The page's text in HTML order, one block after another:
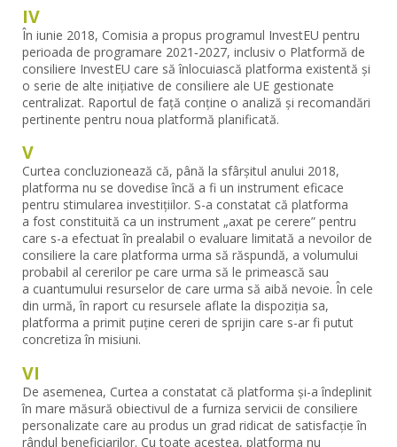
IV
În iunie 2018, Comisia a propus programul InvestEU pentru
perioada de programare 2021‑2027, inclusiv o Platformă de
consiliere InvestEU care să înlocuiască platforma existentă și
o serie de alte inițiative de consiliere ale UE gestionate
centralizat. Raportul de față conține o analiză și recomandări
pertinente pentru noua platformă planificată.
V
Curtea concluzionează că, până la sfârșitul anului 2018,
platforma nu se dovedise încă a fi un instrument eficace
pentru stimularea investițiilor. S-a constatat că platforma
a fost constituită ca un instrument „axat pe cerere” pentru
care s-a efectuat în prealabil o evaluare limitată a nevoilor de
consiliere la care platforma urma să răspundă, a volumului
probabil al cererilor pe care urma să le primească sau
a cuantumului resurselor de care urma să aibă nevoie. În cele
din urmă, în raport cu resursele aflate la dispoziția sa,
platforma a primit puține cereri de sprijin care s-ar fi putut
concretiza în misiuni.
VI
De asemenea, Curtea a constatat că platforma și-a îndeplinit
în mare măsură obiectivul de a furniza servicii de consiliere
personalizate care au produs un grad ridicat de satisfacție în
rândul beneficiarilor. Cu toate acestea, platforma nu